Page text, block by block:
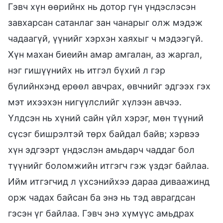
Гэвч хүн өөрийнх нь дотор гүн үндэслэсэн
завхарсан сатанлаг зан чанарыг олж мэдэж
чадаагүй, үүнийг хэрхэн хаяхыг ч мэдээгүй.
Хүн махан биеийн амар амгалан, аз жаргал,
нэг гишүүнийх нь итгэл бүхий л гэр
бүлийнхэнд ерөөл авчрах, өвчнийг эдгээх гэх
мэт ихээхэн нигүүлслийг хүлээн авчээ.
Үлдсэн нь хүний сайн үйл хэрэг, мөн түүний
сүсэг бишрэлтэй төрх байдал байв; хэрвээ
хүн эдгээрт үндэслэн амьдарч чаддаг бол
түүнийг боломжийн итгэгч гэж үздэг байлаа.
Ийм итгэгчид л үхсэнийхээ дараа диваажинд
орж чадах байсан ба энэ нь тэд аврагдсан
гэсэн үг байлаа. Гэвч энэ хүмүүс амьдрах